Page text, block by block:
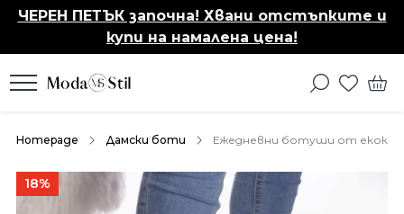
ЧЕРЕН ПЕТЪК започна! Хвани отстъпките и
купи на намалена цена!
Homepage Дамски боти Ежедневни ботуши от
18%